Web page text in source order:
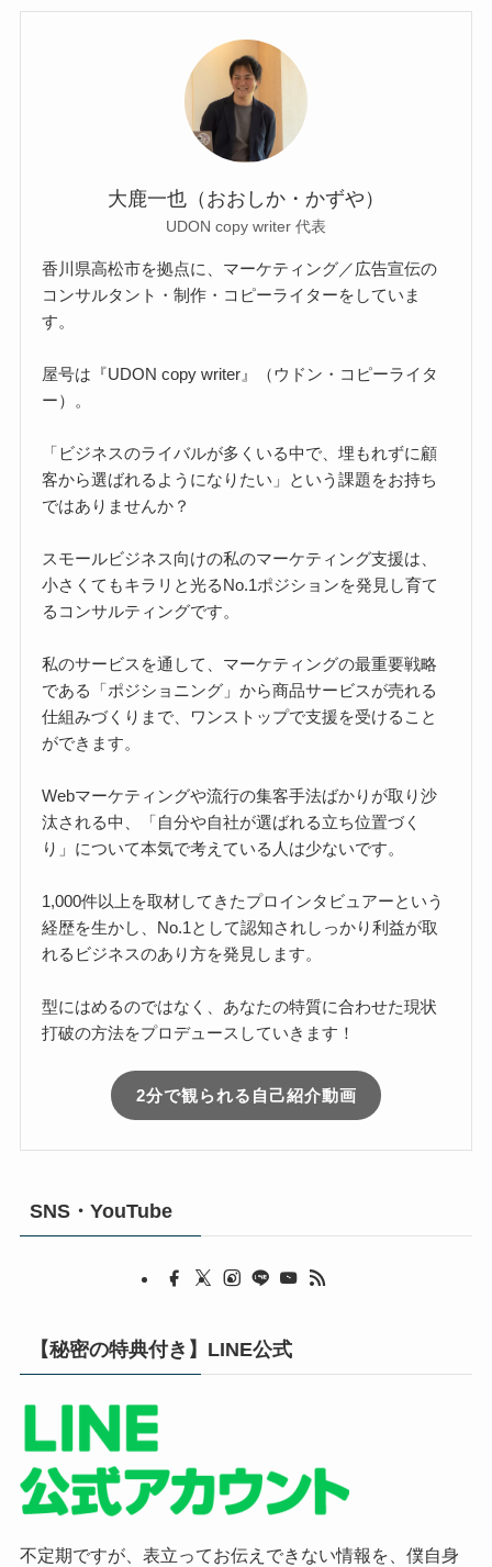
大鹿一也（おおしか・かずや）
UDON copy writer 代表
香川県高松市を拠点に、マーケティング／広告宣伝の
コンサルタント・制作・コピーライターをしていま
す。
屋号は『UDON copy writer』（ウドン・コピーライタ
ー）。
「ビジネスのライバルが多くいる中で、埋もれずに顧
客から選ばれるようになりたい」という課題をお持ち
ではありませんか？
スモールビジネス向けの私のマーケティング支援は、
小さくてもキラリと光るNo.1ポジションを発見し育て
るコンサルティングです。
私のサービスを通して、マーケティングの最重要戦略
である「ポジショニング」から商品サービスが売れる
仕組みづくりまで、ワンストップで支援を受けること
ができます。
Webマーケティングや流行の集客手法ばかりが取り沙
汰される中、「自分や自社が選ばれる立ち位置づく
り」について本気で考えている人は少ないです。
1,000件以上を取材してきたプロインタビュアーという
経歴を生かし、No.1として認知されしっかり利益が取
れるビジネスのあり方を発見します。
型にはめるのではなく、あなたの特質に合わせた現状
打破の方法をプロデュースしていきます！
2分で観られる自己紹介動画
SNS・YouTube
【秘密の特典付き】LINE公式
不定期ですが、表立ってお伝えできない情報を、僕自身